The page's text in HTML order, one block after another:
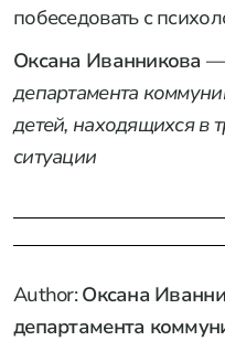
побеседовать с
Оксана Иванникова —
департамента
детей, находящихся в
ситуации
Author:Оксана
департамента